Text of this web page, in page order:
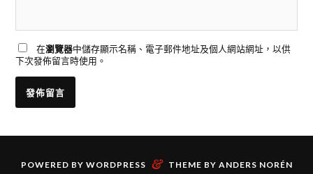
在瀏覽器中儲存顯示名稱、電子郵件地址及個人網站網址，以供
下次發佈留言時使用。
POWERED BY WORDPRESS & THEME BY ANDERS NORÉN